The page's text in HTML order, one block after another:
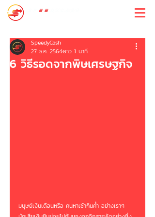
6 วิธีรอดจากพิษเศรษฐกิจ
SpeedyCash
27 ธ.ค. 2564ยาว 1 นาที
มนุษย์เงินเดือนหรือ คนหาเช้ากินค่ำ อย่างเราๆ